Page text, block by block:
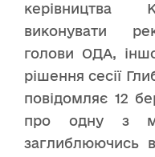
керівництва
виконувати
голови ОДА,
рішення сесії
повідомляє 12
про одну з
заглиблюючись